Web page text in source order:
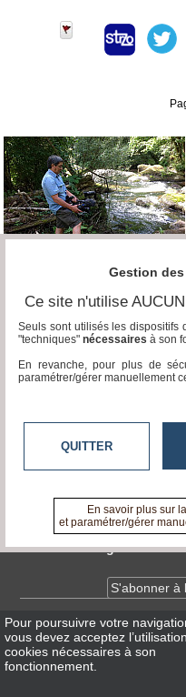
tvlocale.fr
Contactez-nous
A propos de tvlocale.fr
Devenir délégué
S'abonner à
InfosCNIL/RGPD
Conditions Générales
Pour poursuivre votre
vous devez acceptez
cookies nécessaires à son
fonctionnement.
Gestion
Ce site n'utilise
Seuls sont utilisés les dispositifs
"techniques" nécessaires à son
En revanche, pour plus de
paramétrer/gérer manuellement
QUITTER
En savoir plus sur
et paramétrer/gérer